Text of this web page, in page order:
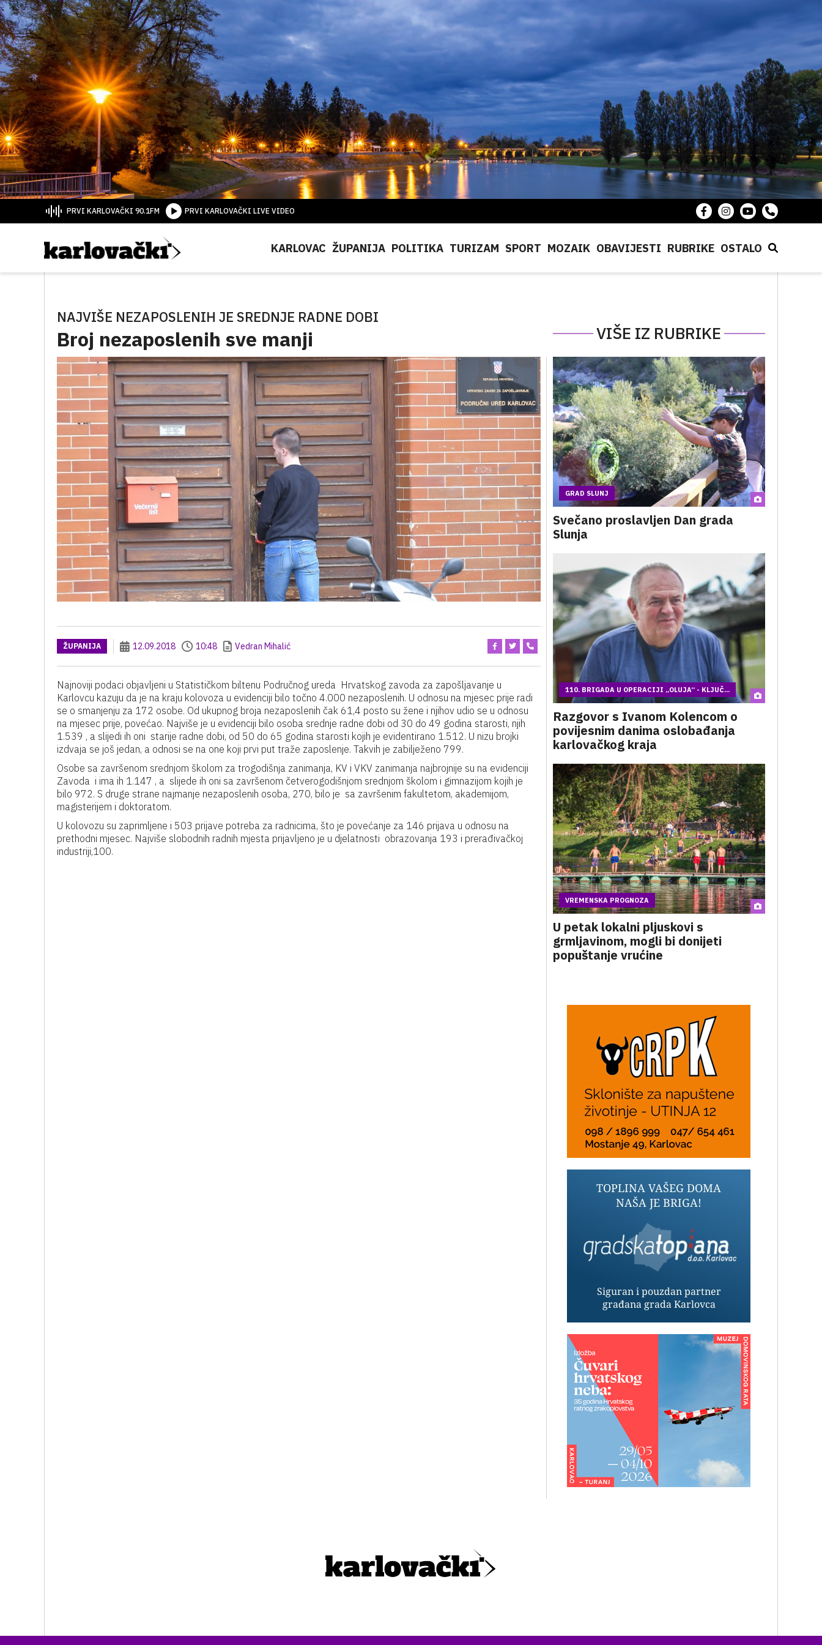
PRVI KARLOVAČKI 90.1FM PRVI KARLOVAČKI LIVE VIDEO
KARLOVAC ŽUPANIJA POLITIKA TURIZAM SPORT MOZAIK OBAVIJESTI RUBRIKE OSTALO
NAJVIŠE NEZAPOSLENIH JE SREDNJE RADNE DOBI
Broj nezaposlenih sve manji VIŠE IZ RUBRIKE
ŽUPANIJA 12.09.2018 10:48 Vedran Mihalić
Najnoviji podaci objavljeni u Statističkom biltenu Područnog ureda Hrvatskog zavoda za zapošljavanje u
Karlovcu kazuju da je na kraju kolovoza u evidenciji bilo točno 4.000 nezaposlenih. U odnosu na mjesec prije radi
se o smanjenju za 172 osobe. Od ukupnog broja nezaposlenih čak 61,4 posto su žene i njihov udio se u odnosu
na mjesec prije, povećao. Najviše je u evidenciji bilo osoba srednje radne dobi od 30 do 49 godina starosti, njih
1.539 , a slijedi ih oni starije radne dobi, od 50 do 65 godina starosti kojih je evidentirano 1.512. U nizu brojki
izdvaja se još jedan, a odnosi se na one koji prvi put traže zaposlenje. Takvih je zabilježeno 799.
Osobe sa završenom srednjom školom za trogodišnja zanimanja, KV i VKV zanimanja najbrojnije su na evidenciji
Zavoda i ima ih 1.147 , a slijede ih oni sa završenom četverogodišnjom srednjom školom i gimnazijom kojih je
bilo 972. S druge strane najmanje nezaposlenih osoba, 270, bilo je sa završenim fakultetom, akademijom,
magisterijem i doktoratom.
U kolovozu su zaprimljene i 503 prijave potreba za radnicima, što je povećanje za 146 prijava u odnosu na
prethodni mjesec. Najviše slobodnih radnih mjesta prijavljeno je u djelatnosti obrazovanja 193 i prerađivačkoj
industriji,100.
GRAD SLUNJ
Svečano proslavljen Dan grada
Slunja
110. BRIGADA U OPERACIJI „OLUJA“ - KLJUČ...
Razgovor s Ivanom Kolencom o
povijesnim danima oslobađanja
karlovačkog kraja
VREMENSKA PROGNOZA
U petak lokalni pljuskovi s
grmljavinom, mogli bi donijeti
popuštanje vrućine